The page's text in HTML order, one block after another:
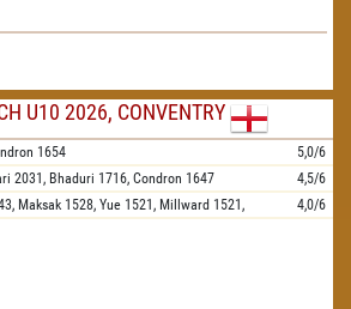
U10 2026, CONVENTRY
1654
5,0/6
2031, Bhaduri 1716, Condron 1647
4,5/6
Maksak 1528, Yue 1521, Millward 1521, 4,0/6